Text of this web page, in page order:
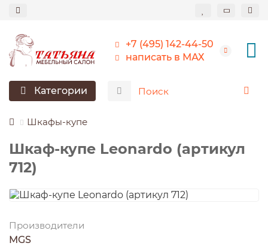
+7 (495) 142-44-50
написать в МАХ
Категории
Шкафы-купе
Шкаф-купе Leonardo (артикул
712)
Производители
MGS